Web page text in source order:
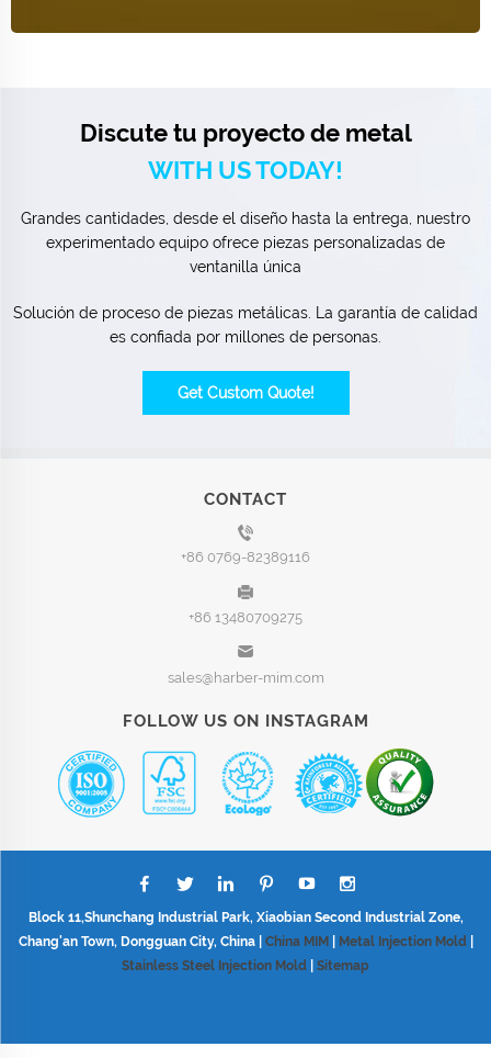
Discute tu proyecto de metal
WITH US TODAY!
Grandes cantidades, desde el diseño hasta la entrega, nuestro
experimentado equipo ofrece piezas personalizadas de
ventanilla única
Solución de proceso de piezas metálicas. La garantía de calidad
es confiada por millones de personas.
Get Custom Quote!
CONTACT
+86 0769-82389116
+86 13480709275
sales@harber-mim.com
FOLLOW US ON INSTAGRAM
Block 11,Shunchang Industrial Park, Xiaobian Second Industrial Zone,
Chang'an Town, Dongguan City, China | China MIM| Metal Injection Mold
Stainless Steel Injection Mold
Sitemap